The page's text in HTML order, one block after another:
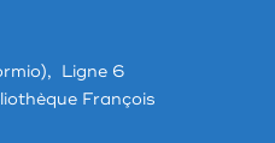
Ligne 6
François